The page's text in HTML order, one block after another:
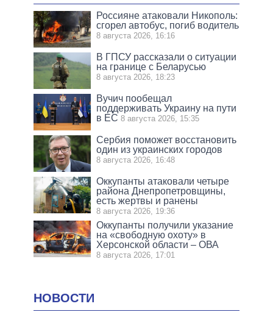
Россияне атаковали Никополь:
сгорел автобус, погиб водитель
8 августа 2026, 16:16
В ГПСУ рассказали о ситуации
на границе с Беларусью
8 августа 2026, 18:23
Вучич пообещал
поддерживать Украину на пути
в ЕС 8 августа 2026, 15:35
Сербия поможет восстановить
один из украинских городов
8 августа 2026, 16:48
Оккупанты атаковали четыре
района Днепропетровщины,
есть жертвы и ранены
8 августа 2026, 19:36
Оккупанты получили указание
на «свободную охоту» в
Херсонской области – ОВА
8 августа 2026, 17:01
НОВОСТИ